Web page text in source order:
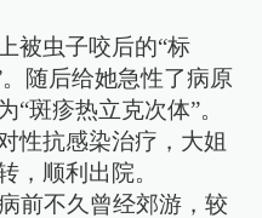
被虫子咬后的“标
随后给她急性了病原
斑疹热立克次体”。
性抗感染治疗，大姐
，顺利出院。
前不久曾经郊游，较